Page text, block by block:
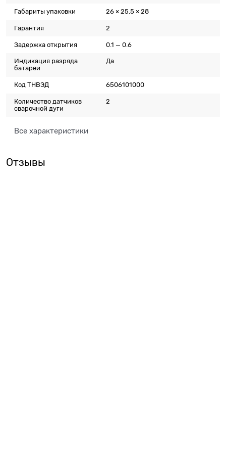
Габариты упаковки 26 × 25.5 × 28
Гарантия 2
Задержка открытия 0.1 — 0.6
Индикация разряда
батареи
Да
Код ТНВЭД 6506101000
Количество датчиков
сварочной дуги
2
Все характеристики
Отзывы